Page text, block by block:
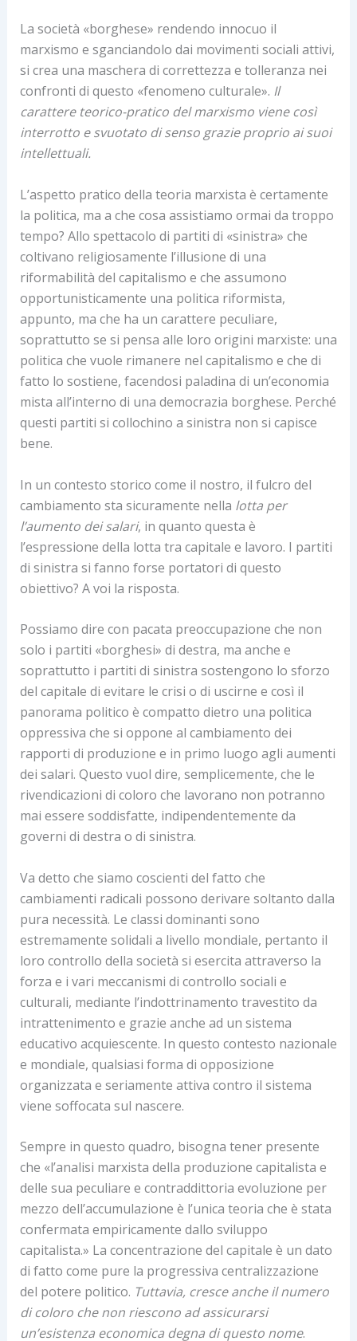
La società «borghese» rendendo innocuo il
marxismo e sganciandolo dai movimenti sociali attivi,
si crea una maschera di correttezza e tolleranza nei
confronti di questo «fenomeno culturale». Il
carattere teorico-pratico del marxismo viene così
interrotto e svuotato di senso grazie proprio ai suoi
intellettuali.
L’aspetto pratico della teoria marxista è certamente
la politica, ma a che cosa assistiamo ormai da troppo
tempo? Allo spettacolo di partiti di «sinistra» che
coltivano religiosamente l’illusione di una
riformabilità del capitalismo e che assumono
opportunisticamente una politica riformista,
appunto, ma che ha un carattere peculiare,
soprattutto se si pensa alle loro origini marxiste: una
politica che vuole rimanere nel capitalismo e che di
fatto lo sostiene, facendosi paladina di un’economia
mista all’interno di una democrazia borghese. Perché
questi partiti si collochino a sinistra non si capisce
bene.
In un contesto storico come il nostro, il fulcro del
cambiamento sta sicuramente nella lotta per
l’aumento dei salari, in quanto questa è
l’espressione della lotta tra capitale e lavoro. I partiti
di sinistra si fanno forse portatori di questo
obiettivo? A voi la risposta.
Possiamo dire con pacata preoccupazione che non
solo i partiti «borghesi» di destra, ma anche e
soprattutto i partiti di sinistra sostengono lo sforzo
del capitale di evitare le crisi o di uscirne e così il
panorama politico è compatto dietro una politica
oppressiva che si oppone al cambiamento dei
rapporti di produzione e in primo luogo agli aumenti
dei salari. Questo vuol dire, semplicemente, che le
rivendicazioni di coloro che lavorano non potranno
mai essere soddisfatte, indipendentemente da
governi di destra o di sinistra.
Va detto che siamo coscienti del fatto che
cambiamenti radicali possono derivare soltanto dalla
pura necessità. Le classi dominanti sono
estremamente solidali a livello mondiale, pertanto il
loro controllo della società si esercita attraverso la
forza e i vari meccanismi di controllo sociali e
culturali, mediante l’indottrinamento travestito da
intrattenimento e grazie anche ad un sistema
educativo acquiescente. In questo contesto nazionale
e mondiale, qualsiasi forma di opposizione
organizzata e seriamente attiva contro il sistema
viene soffocata sul nascere.
Sempre in questo quadro, bisogna tener presente
che «l’analisi marxista della produzione capitalista e
delle sua peculiare e contraddittoria evoluzione per
mezzo dell’accumulazione è l’unica teoria che è stata
confermata empiricamente dallo sviluppo
capitalista.» La concentrazione del capitale è un dato
di fatto come pure la progressiva centralizzazione
del potere politico. Tuttavia, cresce anche il numero
di coloro che non riescono ad assicurarsi
un’esistenza economica degna di questo nome.